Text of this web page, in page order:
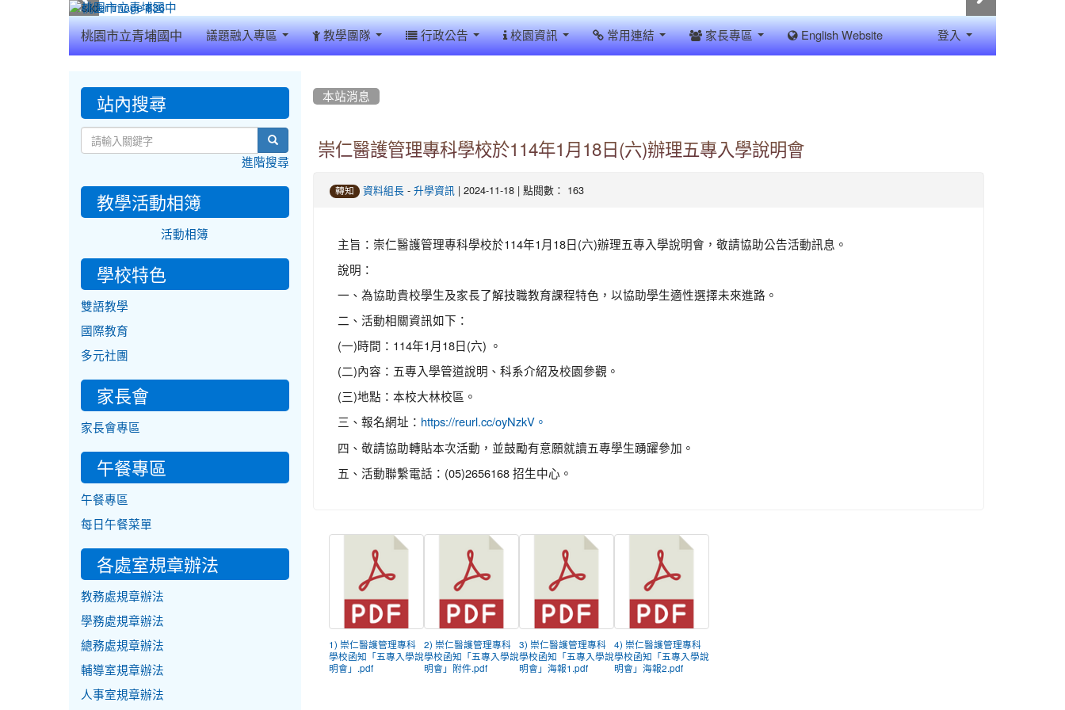
桃園市立青埔國中 議題融入專區 教學團隊 行政公告 校園資訊 常用連結 家長專區 English Website 登入
本站消息
崇仁醫護管理專科學校於114年1月18日(六)辦理五專入學說明會
轉知 資料組長- 升學資訊| 2024-11-18 | 點閱數： 163
主旨：崇仁醫護管理專科學校於114年1月18日(六)辦理五專入學說明會，敬請協助公告活動訊息。
說明：
一、為協助貴校學生及家長了解技職教育課程特色，以協助學生適性選擇未來進路。
二、活動相關資訊如下：
(一)時間：114年1月18日(六) 。
(二)內容：五專入學管道說明、科系介紹及校園參觀。
(三)地點：本校大林校區。
三、報名網址： https://reurl.cc/oyNzkV。
四、敬請協助轉貼本次活動，並鼓勵有意願就讀五專學生踴躍參加。
五、活動聯繫電話：(05)2656168 招生中心。
1) 崇仁醫護管理專科
學校函知「五專入學說
明會」.pdf
2) 崇仁醫護管理專科
學校函知「五專入學說
明會」附件.pdf
3) 崇仁醫護管理專科
學校函知「五專入學說
明會」海報1.pdf
4) 崇仁醫護管理專科
學校函知「五專入學說
明會」海報2.pdf
::: 站內搜尋
search
進階搜尋
教學活動相簿
活動相簿
學校特色
雙語教學
國際教育
多元社團
家長會
家長會專區
午餐專區
午餐專區
每日午餐菜單
各處室規章辦法
教務處規章辦法
學務處規章辦法
總務處規章辦法
輔導室規章辦法
人事室規章辦法